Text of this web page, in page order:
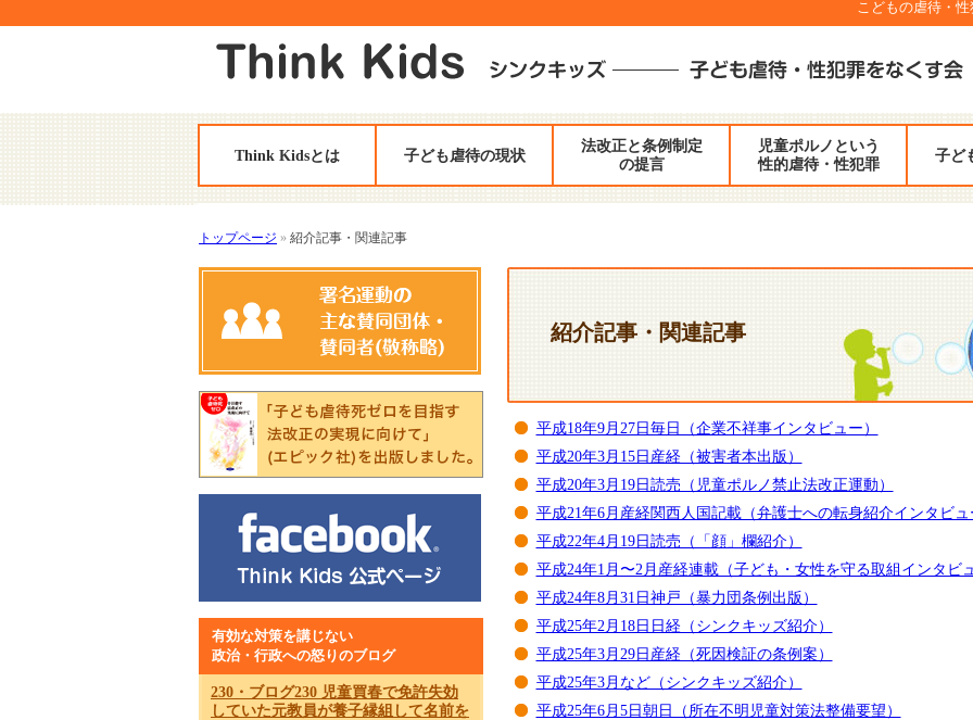
こどもの虐待・
Think Kidsとは 子ども虐待の現状
法改正と条例制定
の提言
児童ポルノという
性的虐待・性犯罪
子ど
トップページ » 紹介記事・関連記事
有効な対策を講じない
政治・行政への怒りのブログ
230・ブログ230 児童買春で免許失効
していた元教員が養子縁組して名前を
紹介記事・関連記事
平成18年9月27日毎日（企業不祥事インタビュー）
平成20年3月15日産経（被害者本出版）
平成20年3月19日読売（児童ポルノ禁止法改正運動）
平成21年6月産経関西人国記載（弁護士への転身紹介インタビュ
平成22年4月19日読売（「顔」欄紹介）
平成24年1月〜2月産経連載（子ども・女性を守る取組インタビュ
平成24年8月31日神戸（暴力団条例出版）
平成25年2月18日日経（シンクキッズ紹介）
平成25年3月29日産経（死因検証の条例案）
平成25年3月など（シンクキッズ紹介）
平成25年6月5日朝日（所在不明児童対策法整備要望）